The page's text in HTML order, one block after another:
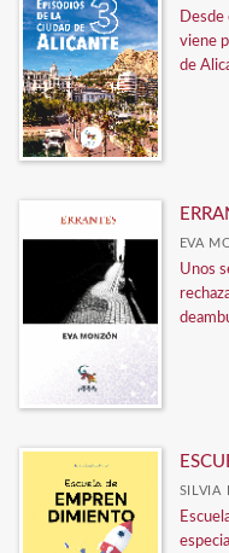
viene
de
EVA
Unos
SILVIA